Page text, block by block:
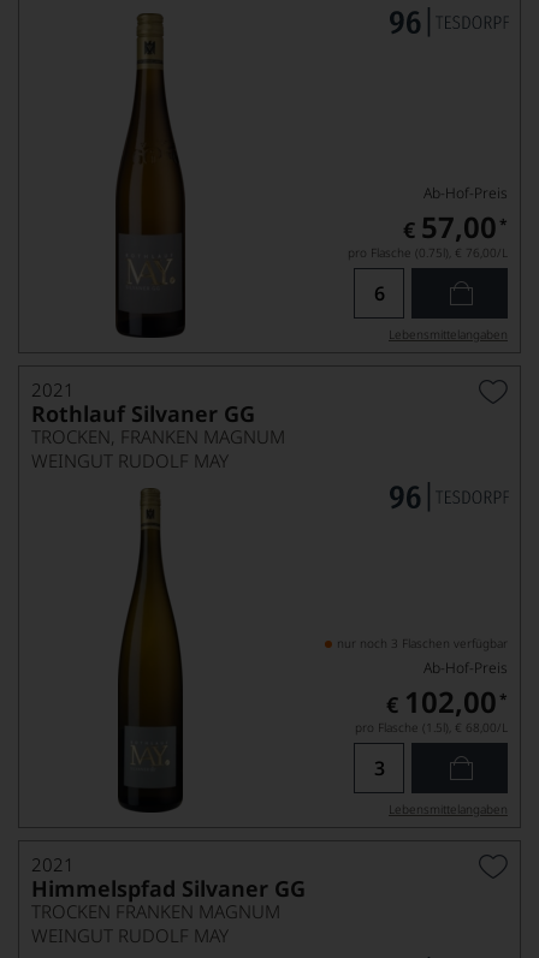
Ab-Hof-Preis
€ 57,00 *
pro Flasche (0.75l), € 76,00/L
Lebensmittel­angaben
2021
Rothlauf Silvaner GG
TROCKEN, FRANKEN MAGNUM
WEINGUT RUDOLF MAY
nur noch 3 Flaschen verfügbar
Ab-Hof-Preis
€ 102,00 *
pro Flasche (1.5l), € 68,00/L
Lebensmittel­angaben
2021
Himmelspfad Silvaner GG
TROCKEN FRANKEN MAGNUM
WEINGUT RUDOLF MAY